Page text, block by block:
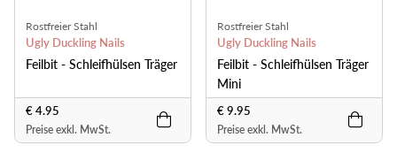
Rostfreier Stahl
Ugly Duckling Nails
Feilbit - Schleifhülsen Träger
€ 4.95
Preise exkl. MwSt.
Rostfreier Stahl
Ugly Duckling Nails
Feilbit - Schleifhülsen Träger
Mini
€ 9.95
Preise exkl. MwSt.